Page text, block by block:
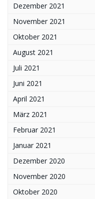
Dezember 2021
November 2021
Oktober 2021
August 2021
Juli 2021
Juni 2021
April 2021
März 2021
Februar 2021
Januar 2021
Dezember 2020
November 2020
Oktober 2020